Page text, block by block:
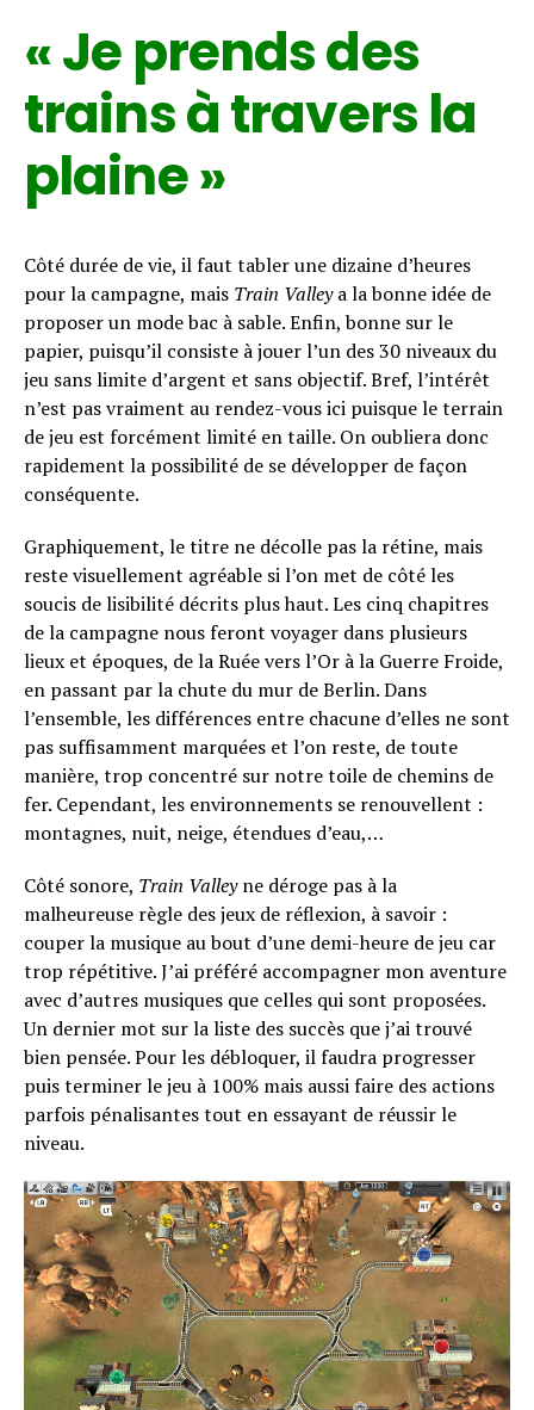
« Je prends des
trains à travers la
plaine »
Côté durée de vie, il faut tabler une dizaine d’heures
pour la campagne, mais Train Valleya la bonne idée de
proposer un mode bac à sable. Enfin, bonne sur le
papier, puisqu’il consiste à jouer l’un des 30 niveaux du
jeu sans limite d’argent et sans objectif. Bref, l’intérêt
n’est pas vraiment au rendez-vous ici puisque le terrain
de jeu est forcément limité en taille. On oubliera donc
rapidement la possibilité de se développer de façon
conséquente.
Graphiquement, le titre ne décolle pas la rétine, mais
reste visuellement agréable si l’on met de côté les
soucis de lisibilité décrits plus haut. Les cinq chapitres
de la campagne nous feront voyager dans plusieurs
lieux et époques, de la Ruée vers l’Or à la Guerre Froide,
en passant par la chute du mur de Berlin. Dans
l’ensemble, les différences entre chacune d’elles ne sont
pas suffisamment marquées et l’on reste, de toute
manière, trop concentré sur notre toile de chemins de
fer. Cependant, les environnements se renouvellent :
montagnes, nuit, neige, étendues d’eau,…
Côté sonore, Train Valleyne déroge pas à la
malheureuse règle des jeux de réflexion, à savoir :
couper la musique au bout d’une demi-heure de jeu car
trop répétitive. J’ai préféré accompagner mon aventure
avec d’autres musiques que celles qui sont proposées.
Un dernier mot sur la liste des succès que j’ai trouvé
bien pensée. Pour les débloquer, il faudra progresser
puis terminer le jeu à 100% mais aussi faire des actions
parfois pénalisantes tout en essayant de réussir le
niveau.